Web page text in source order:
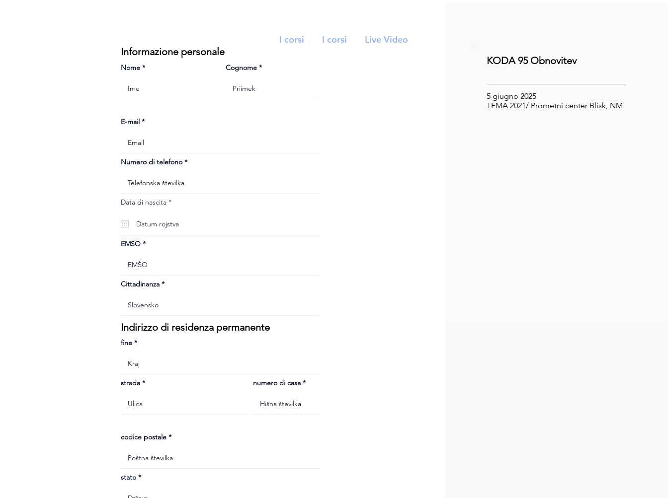
Informazione personale
Nome Cognome
E-mail
Numero di telefono
Data di nascita *r
u
i
r
EMSO
Cittadinanza
KODA 95 Obnovitev
5 giugno 2025
TEMA 2021/ Prometni center Blisk, NM.
Indirizzo di residenza permanente
fine
strada numero di casa
codice postale
stato
I corsi I corsi Live Video